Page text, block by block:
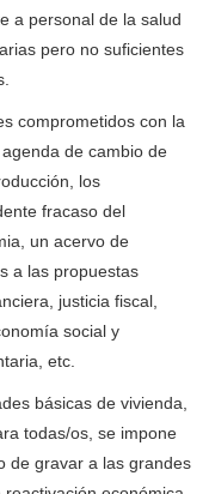
a personal de la salud
pero no suficientes
comprometidos con la
de cambio de
los
fracaso del
un acervo de
a las propuestas
justicia fiscal,
social y
etc.
básicas de vivienda,
todas/os, se impone
de gravar a las grandes